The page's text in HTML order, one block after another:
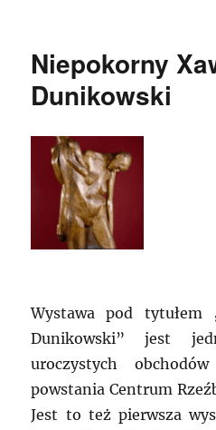
Niepokorny
Dunikowski
Wystawa pod tytułem
Dunikowski” jest
uroczystych
powstania Centrum
Jest to też pierwsza